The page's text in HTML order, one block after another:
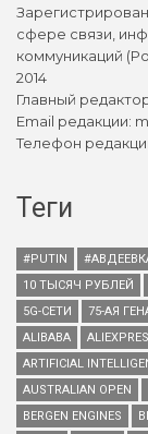
сфере связи,
коммуникаций
2014
Главный
Email редакции:
Телефон
Теги
#PUTIN
10 ТЫСЯЧ РУБЛЕЙ
5G-СЕТИ
75-АЯ
ALIBABA
ARTIFICIAL
AUSTRALIAN OPEN
BERGEN ENGINES